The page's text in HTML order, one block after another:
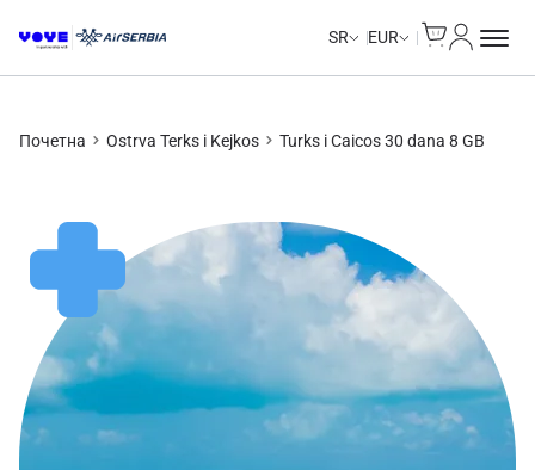
SR EUR
Почетна Ostrva Terks i Kejkos Turks i Caicos 30 dana 8 GB